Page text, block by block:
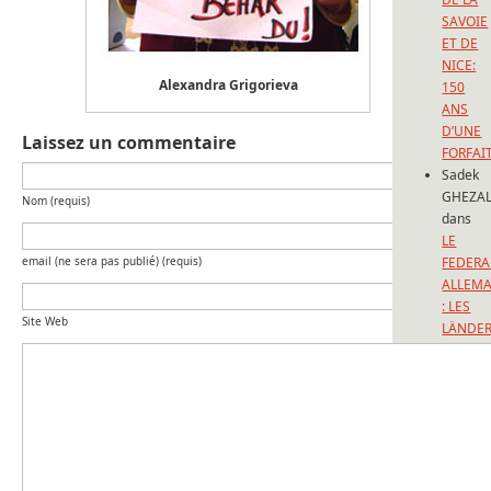
Alexandra Grigorieva
Laissez un commentaire
Nom (requis)
email (ne sera pas publié) (requis)
Site Web
SAVOIE
ET DE
NICE:
150
ANS
D’UNE
Sadek
dans
LE
: LES
louis